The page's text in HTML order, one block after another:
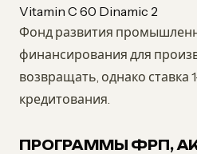
Vitamin C 60 Dinamic 2
Фонд развития
финансирования для
возвращать, однако ставка
кредитования.
ПРОГРАММЫ ФРП,